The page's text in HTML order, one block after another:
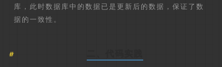
库，此时数据库中的数据已是更新后的数据，保证了数
据的一致性。